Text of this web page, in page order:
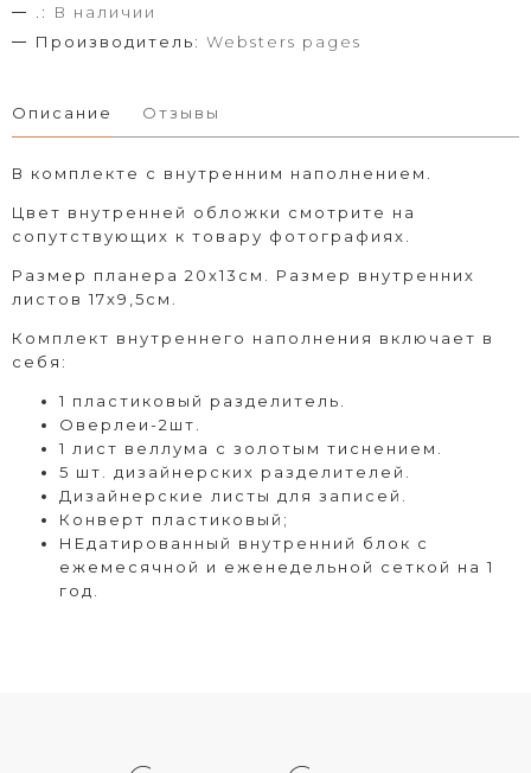
.:
В наличии
Производитель: Websters pages
Описание Отзывы
В комплекте с внутренним наполнением.
Цвет внутренней обложки смотрите на
сопутствующих к товару фотографиях.
Размер планера 20х13см. Размер внутренних
листов 17х9,5см.
Комплект внутреннего наполнения включает в
себя:
1 пластиковый разделитель.
Оверлеи-2шт.
1 лист веллума с золотым тиснением.
5 шт. дизайнерских разделителей.
Дизайнерские листы для записей.
Конверт пластиковый;
НЕдатированный внутренний блок с
ежемесячной и еженедельной сеткой на 1
год.